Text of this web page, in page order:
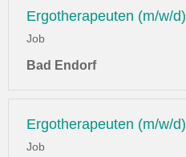
Ergotherapeuten (m/w/d)
Job
Bad Endorf
Ergotherapeuten (m/w/d)
Job